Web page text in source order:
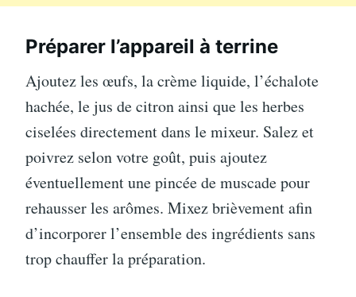
Préparer l’appareil à terrine
Ajoutez les œufs, la crème liquide, l’échalote
hachée, le jus de citron ainsi que les herbes
ciselées directement dans le mixeur. Salez et
poivrez selon votre goût, puis ajoutez
éventuellement une pincée de muscade pour
rehausser les arômes. Mixez brièvement afin
d’incorporer l’ensemble des ingrédients sans
trop chauffer la préparation.